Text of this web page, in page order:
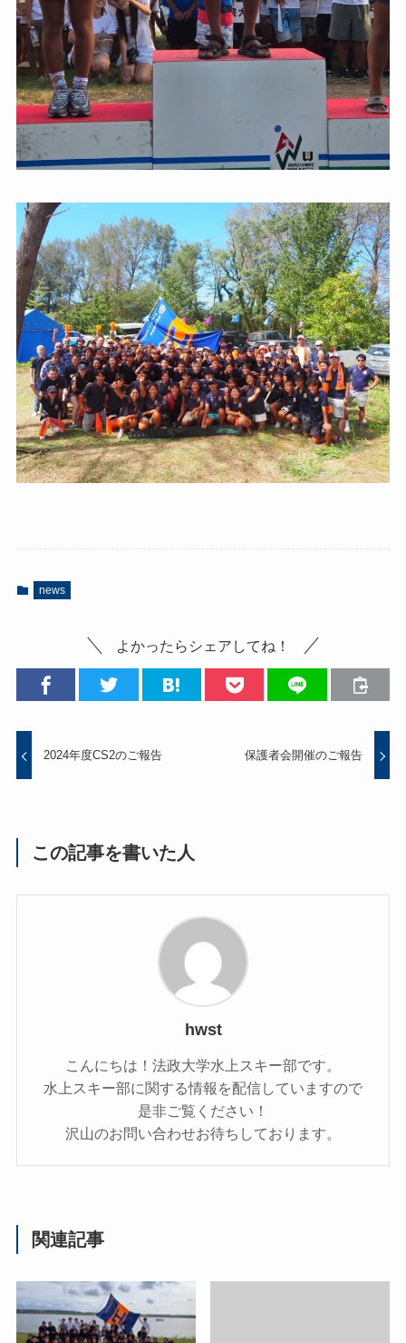
news
よかったらシェアしてね！
2024年度CS2のご報告 保護者会開催のご報告
この記事を書いた人
hwst
こんにちは！法政大学水上スキー部です。
水上スキー部に関する情報を配信していますので
是非ご覧ください！
沢山のお問い合わせお待ちしております。
関連記事